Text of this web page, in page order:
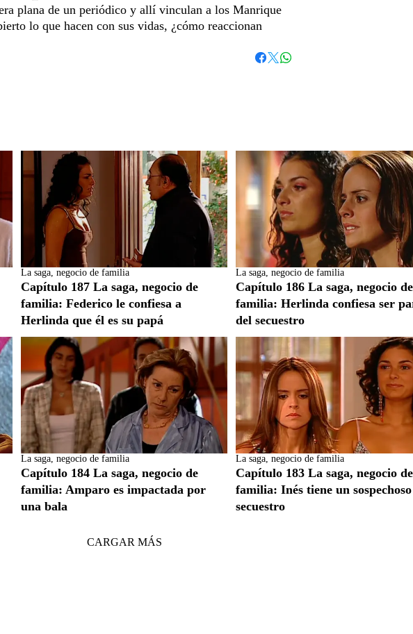
plana de un periódico y allí vinculan a los Manrique
lo que hacen con sus vidas, ¿cómo reaccionan
La saga, negocio de familia
Capítulo 187 La saga, negocio de
familia: Federico le confiesa a
Herlinda que él es su papá
La saga, negocio de familia
Capítulo 186 La saga, negocio de
familia: Herlinda confiesa ser
del secuestro
La saga, negocio de familia
Capítulo 184 La saga, negocio de
familia: Amparo es impactada por
una bala
La saga, negocio de familia
Capítulo 183 La saga, negocio de
familia: Inés tiene un
secuestro
CARGAR MÁS